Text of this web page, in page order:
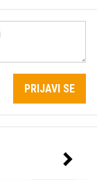
PRIJAVI SE